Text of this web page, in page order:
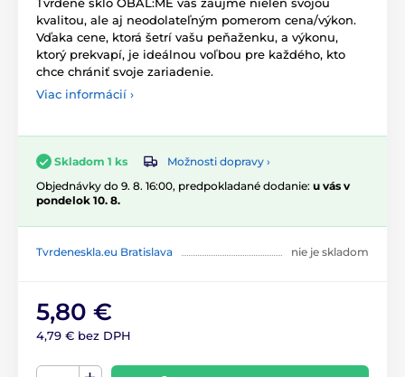
kvalitou, ale aj neodolateľným pomerom cena/výkon.
Vďaka cene, ktorá šetrí vašu peňaženku, a výkonu,
ktorý prekvapí, je ideálnou voľbou pre každého, kto
chce chrániť svoje zariadenie.
Viac informácií ›
Skladom 1 ks
Možnosti dopravy ›
Objednávky do 9. 8. 16:00, predpokladané dodanie: u vás v
pondelok 10. 8.
Tvrdeneskla.eu Bratislava nie je skladom
5,80 €
4,79 € bez DPH